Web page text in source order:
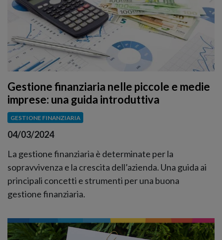
Gestione finanziaria nelle piccole e medie
imprese: una guida introduttiva
GESTIONE FINANZIARIA
04/03/2024
La gestione finanziaria è determinate per la
sopravvivenza e la crescita dell’azienda. Una guida ai
principali concetti e strumenti per una buona
gestione finanziaria.